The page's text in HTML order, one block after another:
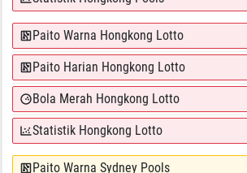
Paito Warna Hongkong Lotto
Paito Harian Hongkong Lotto
Bola Merah Hongkong Lotto
Statistik Hongkong Lotto
Paito Warna Sydney Pools